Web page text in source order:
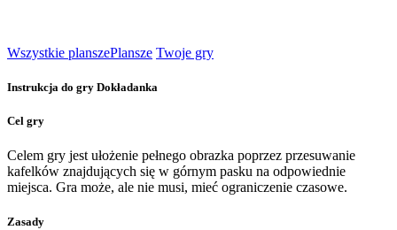
Wszystkie planszePlansze Twoje gry
Instrukcja do gry Dokładanka
Cel gry
Celem gry jest ułożenie pełnego obrazka poprzez przesuwanie
kafelków znajdujących się w górnym pasku na odpowiednie
miejsca. Gra może, ale nie musi, mieć ograniczenie czasowe.
Zasady